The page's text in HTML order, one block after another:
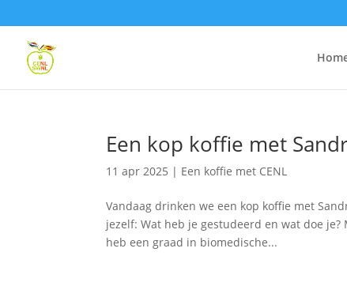
Een kop koffie met
11 apr 2025 | Een koffie met CENL
Vandaag drinken we een kop koffie met
jezelf: Wat heb je gestudeerd en wat doe
heb een graad in biomedische...